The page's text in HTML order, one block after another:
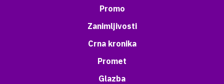
Promo
Zanimljivosti
Crna kronika
Promet
Glazba